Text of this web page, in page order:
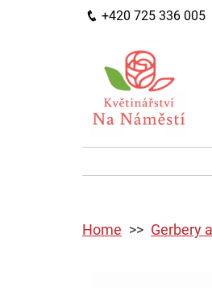
+420 725 336 005
Home Gerbery